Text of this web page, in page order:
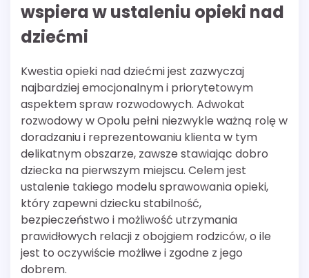
wspiera w ustaleniu opieki nad
dziećmi
Kwestia opieki nad dziećmi jest zazwyczaj
najbardziej emocjonalnym i priorytetowym
aspektem spraw rozwodowych. Adwokat
rozwodowy w Opolu pełni niezwykle ważną rolę w
doradzaniu i reprezentowaniu klienta w tym
delikatnym obszarze, zawsze stawiając dobro
dziecka na pierwszym miejscu. Celem jest
ustalenie takiego modelu sprawowania opieki,
który zapewni dziecku stabilność,
bezpieczeństwo i możliwość utrzymania
prawidłowych relacji z obojgiem rodziców, o ile
jest to oczywiście możliwe i zgodne z jego
dobrem.